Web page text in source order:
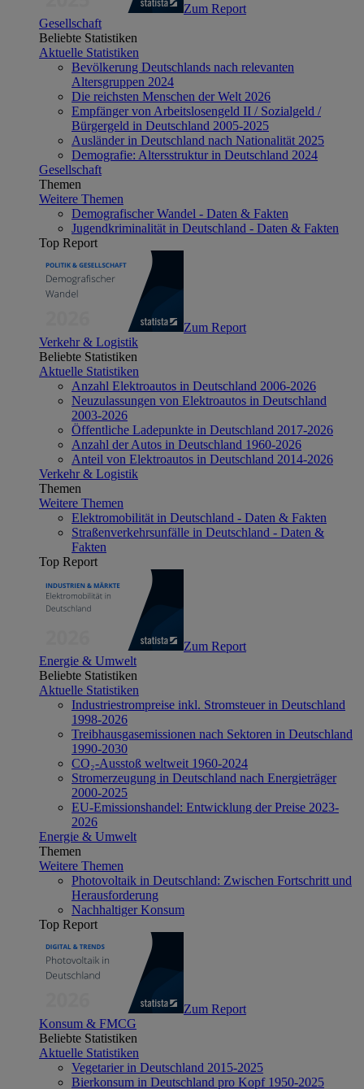
Zum Report
Gesellschaft
Beliebte Statistiken
Aktuelle Statistiken
Bevölkerung Deutschlands nach relevanten
Altersgruppen 2024
Die reichsten Menschen der Welt 2026
Empfänger von Arbeitslosengeld II / Sozialgeld /
Bürgergeld in Deutschland 2005-2025
Ausländer in Deutschland nach Nationalität 2025
Demografie: Altersstruktur in Deutschland 2024
Gesellschaft
Themen
Weitere Themen
Demografischer Wandel - Daten & Fakten
Jugendkriminalität in Deutschland - Daten & Fakten
Top Report
Zum Report
Verkehr & Logistik
Beliebte Statistiken
Aktuelle Statistiken
Anzahl Elektroautos in Deutschland 2006-2026
Neuzulassungen von Elektroautos in Deutschland
2003-2026
Öffentliche Ladepunkte in Deutschland 2017-2026
Anzahl der Autos in Deutschland 1960-2026
Anteil von Elektroautos in Deutschland 2014-2026
Verkehr & Logistik
Themen
Weitere Themen
Elektromobilität in Deutschland - Daten & Fakten
Straßenverkehrsunfälle in Deutschland - Daten &
Fakten
Top Report
Zum Report
Energie & Umwelt
Beliebte Statistiken
Aktuelle Statistiken
Industriestrompreise inkl. Stromsteuer in Deutschland
1998-2026
Treibhausgasemissionen nach Sektoren in Deutschland
1990-2030
CO₂-Ausstoß weltweit 1960-2024
Stromerzeugung in Deutschland nach Energieträger
2000-2025
EU-Emissionshandel: Entwicklung der Preise 2023-
2026
Energie & Umwelt
Themen
Weitere Themen
Photovoltaik in Deutschland: Zwischen Fortschritt und
Herausforderung
Nachhaltiger Konsum
Top Report
Zum Report
Konsum & FMCG
Beliebte Statistiken
Aktuelle Statistiken
Vegetarier in Deutschland 2015-2025
Bierkonsum in Deutschland pro Kopf 1950-2025